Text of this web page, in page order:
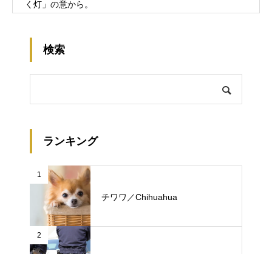
く灯」の意から。
検索
ランキング
1
チワワ／Chihuahua
2